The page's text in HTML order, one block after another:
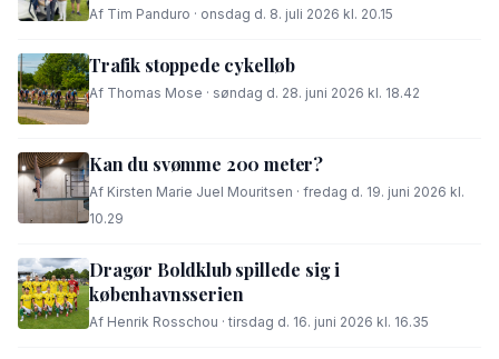
Af Tim Panduro · onsdag d. 8. juli 2026 kl. 20.15
Trafik stoppede cykelløb
Af Thomas Mose · søndag d. 28. juni 2026 kl. 18.42
Kan du svømme 200 meter?
Af Kirsten Marie Juel Mouritsen · fredag d. 19. juni 2026 kl.
10.29
Dragør Boldklub spillede sig i
københavnsserien
Af Henrik Rosschou · tirsdag d. 16. juni 2026 kl. 16.35